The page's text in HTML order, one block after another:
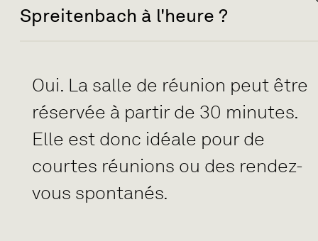
Spreitenbach à l'heure ?
Oui. La salle de réunion peut être
réservée à partir de 30 minutes.
Elle est donc idéale pour de
courtes réunions ou des rendez-
vous spontanés.